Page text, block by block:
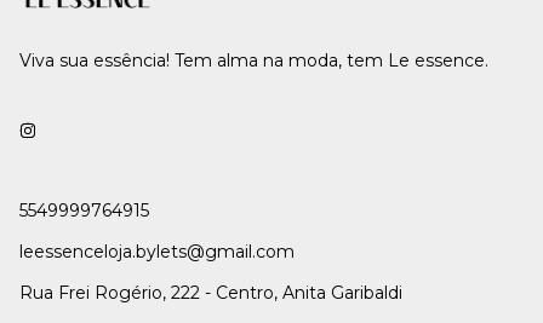
Viva sua essência! Tem alma na moda, tem Le essence.
5549999764915
leessenceloja.bylets@gmail.com
Rua Frei Rogério, 222 - Centro, Anita Garibaldi